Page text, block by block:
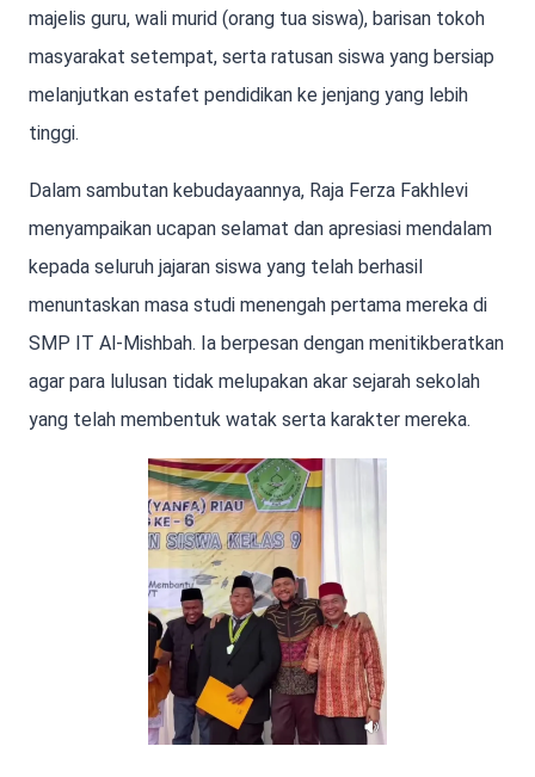
majelis guru, wali murid (orang tua siswa), barisan tokoh
masyarakat setempat, serta ratusan siswa yang bersiap
melanjutkan estafet pendidikan ke jenjang yang lebih
tinggi.
Dalam sambutan kebudayaannya, Raja Ferza Fakhlevi
menyampaikan ucapan selamat dan apresiasi mendalam
kepada seluruh jajaran siswa yang telah berhasil
menuntaskan masa studi menengah pertama mereka di
SMP IT Al-Mishbah. Ia berpesan dengan menitikberatkan
agar para lulusan tidak melupakan akar sejarah sekolah
yang telah membentuk watak serta karakter mereka.